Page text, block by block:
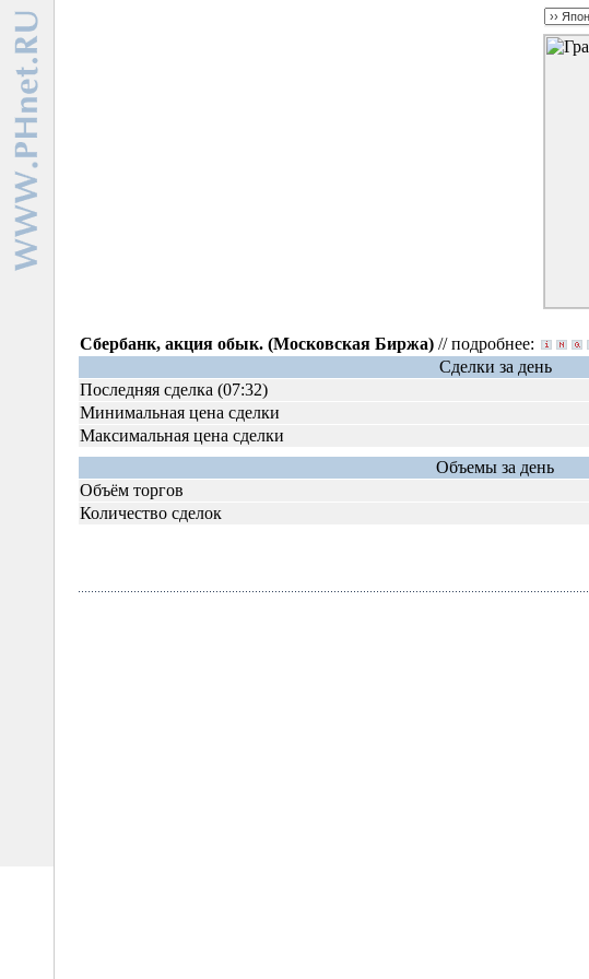
Сбербанк, акция обык. (Московская Биржа) // подробнее:
Сделки за день
Последняя сделка (07:32)
Минимальная цена сделки
Максимальная цена сделки
Объемы за день
Объём торгов
Количество сделок